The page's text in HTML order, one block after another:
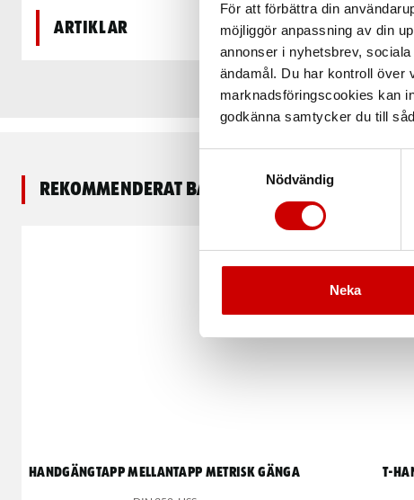
För att förbättra din
möjliggör anpassning av din
annonser i nyhetsbrev,
ändamål. Du har kontroll över
marknadsföringscookies kan
godkänna samtycker du till
Nödvändig
Neka
Artiklar
Rekommenderat baserat på vald produkt
Handgängtapp mellantapp metrisk gänga T-